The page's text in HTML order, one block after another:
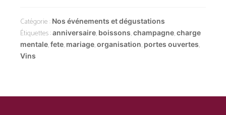
Catégorie : Nos événements et dégustations
Étiquettes :anniversaire, boissons,champagne,charge
mentale,fete, mariage,organisation, portes ouvertes,
Vins